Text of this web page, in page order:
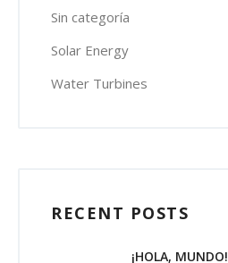
Sin categoría
Solar Energy
Water Turbines
RECENT POSTS
¡HOLA, MUNDO!